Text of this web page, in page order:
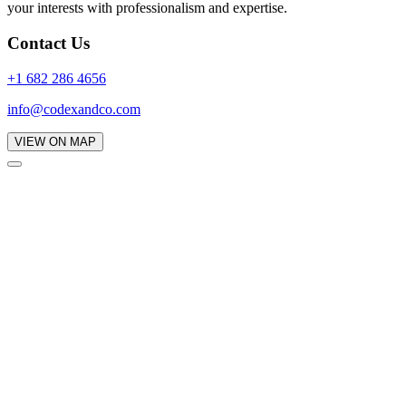
your interests with professionalism and expertise.
Contact Us
+1 682 286 4656
info@codexandco.com
VIEW ON MAP